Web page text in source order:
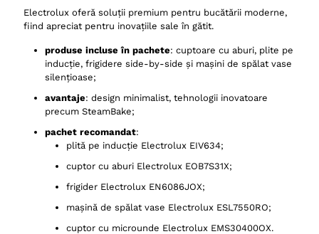
Electrolux oferă soluții premium pentru bucătării moderne,
fiind apreciat pentru inovațiile sale în gătit.
produse incluse în pachete: cuptoare cu aburi, plite pe
inducție, frigidere side-by-side și mașini de spălat vase
silențioase;
avantaje: design minimalist, tehnologii inovatoare
precum SteamBake;
pachet recomandat:
plită pe inducție Electrolux EIV634;
cuptor cu aburi Electrolux EOB7S31X;
frigider Electrolux EN6086JOX;
mașină de spălat vase Electrolux ESL7550RO;
cuptor cu microunde Electrolux EMS30400OX.